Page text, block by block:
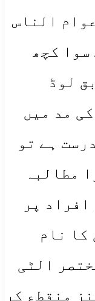
الناس
سوا کچھ
لوڈ
مد میں
ہے تو
مطالبہ
پر
کا نام
الٹی
منقطع کر